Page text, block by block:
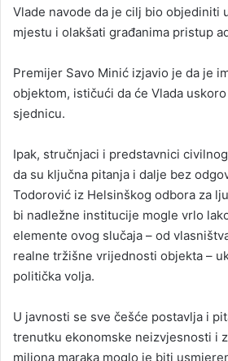
Vlade navode da je cilj bio objediniti
mjestu i olakšati građanima pristup
Premijer Savo Minić izjavio je da je
objektom, ističući da će Vlada
sjednicu.
Ipak, stručnjaci i predstavnici
da su ključna pitanja i dalje bez
Todorović iz Helsinškog odbora za
bi nadležne institucije mogle vrlo
elemente ovog slučaja – od
realne tržišne vrijednosti objekta –
politička volja.
U javnosti se sve češće postavlja i
trenutku ekonomske neizvjesnosti i
miliona maraka moglo je biti